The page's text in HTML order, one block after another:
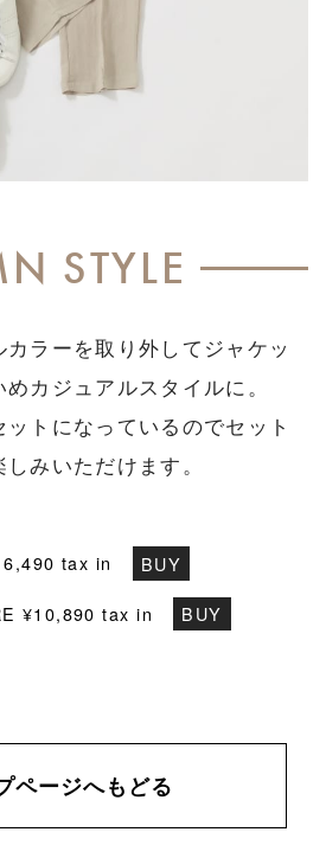
STYLE
ラーを取り外してジャケッ
カジュアルスタイルに。
トになっているのでセット
みいただけます。
6,490 tax in BUY
¥10,890 tax in BUY
ページへもどる